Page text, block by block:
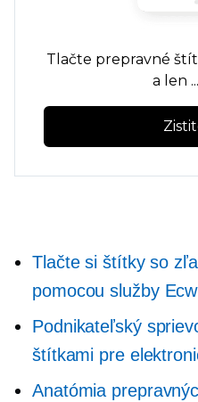
Tlačte prepravné
a len
Tlačte si štítky so
pomocou služby
Podnikateľský
štítkami pre
Anatómia